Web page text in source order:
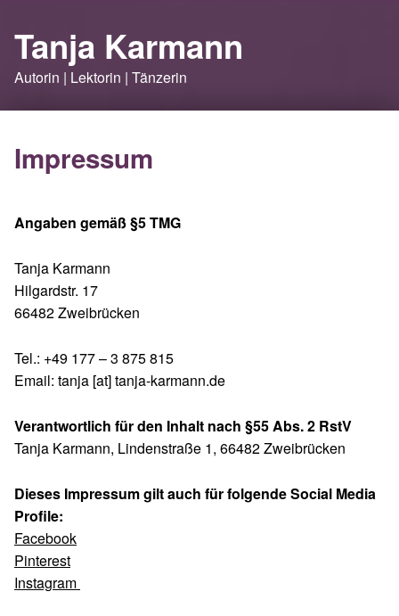
Tanja Karmann
Autorin | Lektorin | Tänzerin
Impressum
Angaben gemäß §5 TMG
Tanja Karmann
Hilgardstr. 17
66482 Zweibrücken
Tel.: +49 177 – 3 875 815
Email: tanja [at] tanja-karmann.de
Verantwortlich für den Inhalt nach §55 Abs. 2 RstV
Tanja Karmann, Lindenstraße 1, 66482 Zweibrücken
Dieses Impressum gilt auch für folgende Social Media
Profile:
Facebook
Pinterest
Instagram